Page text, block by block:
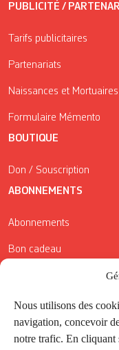
Nous utilisons des
navigation, concevoir
notre trafic. En cliquant
PUBLICITÉ /
Tarifs publicitaires
Partenariats
Naissances et Mortuaires
Formulaire Mémento
BOUTIQUE
Don / Souscription
ABONNEMENTS
Abonnements
Bon cadeau
Conditions générales de
Réductions de la Carte
Application